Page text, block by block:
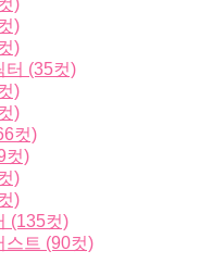
)
)
)
터 (35컷)
)
)
컷)
컷)
)
)
(135컷)
스트 (90컷)